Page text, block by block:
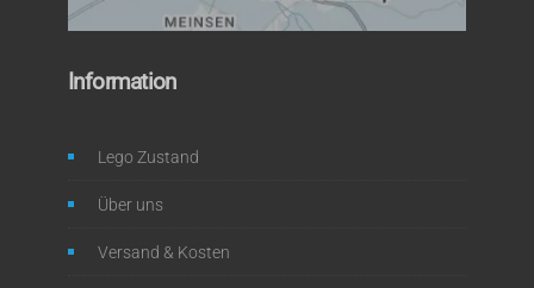
Information
Lego Zustand
Über uns
Versand & Kosten